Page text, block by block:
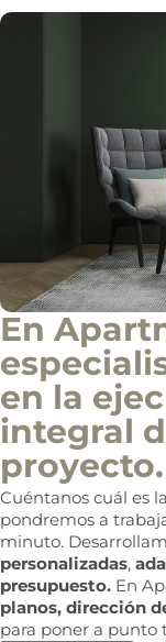
En
en la
integral
proyecto.
Cuéntanos cuál es
pondremos a
minuto.
personalizadas,
presupuesto. En
planos, dirección
para poner a punto
a